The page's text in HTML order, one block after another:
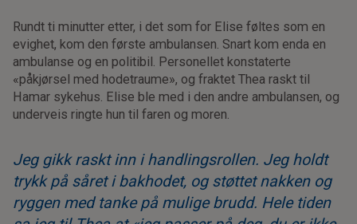
Rundt ti minutter etter, i det som for Elise føltes som en
evighet, kom den første ambulansen. Snart kom enda en
ambulanse og en politibil. Personellet konstaterte
«påkjørsel med hodetraume», og fraktet Thea raskt til
Hamar sykehus. Elise ble med i den andre ambulansen, og
underveis ringte hun til faren og moren.
Jeg gikk raskt inn i handlingsrollen. Jeg holdt
trykk på såret i bakhodet, og støttet nakken og
ryggen med tanke på mulige brudd. Hele tiden